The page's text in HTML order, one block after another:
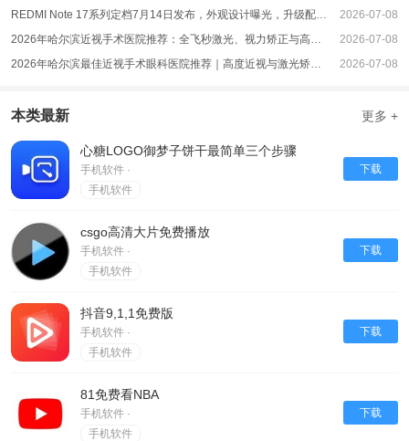
过程非常轻松，适合各个年龄段的人尝试。
通过上述的“心糖LOGO御梦子饼干最简单三个步骤”，你可以在短时间内制作出
美味的饼干，和家人朋友一起分享，享受手作美食带来的乐趣。无论是作为日常
REDMI Note 17系列定档7月14日发布，外观设计曝光，升级配置不升级档次
2026-07-08
2026年哈尔滨近视手术医院推荐：全飞秒激光、视力矫正与高度近视手术优选指南
2026-07-08
2026年哈尔滨最佳近视手术眼科医院推荐｜高度近视与激光矫正手术指南
2026-07-08
本类最新 更多 +
心糖LOGO御梦子饼干最简单三个步骤
手机软件 ·
手机软件
下载
csgo高清大片免费播放
手机软件 ·
手机软件
下载
抖音9,1,1免费版
手机软件 ·
手机软件
下载
81免费看NBA
手机软件 ·
手机软件
下载